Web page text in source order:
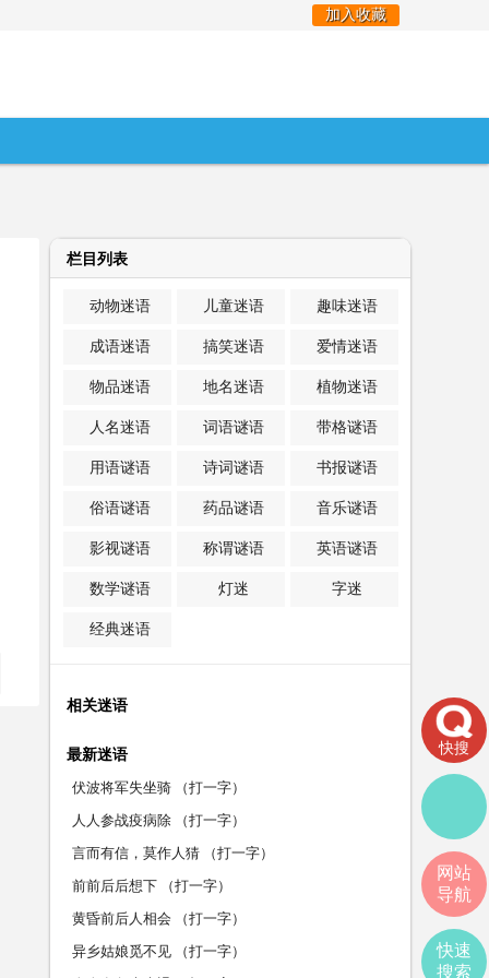
加入收藏
栏目列表
动物迷语 儿童迷语 趣味迷语
成语迷语 搞笑迷语 爱情迷语
物品迷语 地名迷语 植物迷语
人名迷语 词语谜语 带格谜语
用语谜语 诗词谜语 书报谜语
俗语谜语 药品谜语 音乐谜语
影视谜语 称谓谜语 英语谜语
数学谜语 灯迷 字迷
经典迷语
相关迷语
最新迷语
伏波将军失坐骑 （打一字）
人人参战疫病除 （打一字）
言而有信，莫作人猜 （打一字）
前前后后想下 （打一字）
黄昏前后人相会 （打一字）
异乡姑娘觅不见 （打一字）
快搜
网站
导航
快速
搜索